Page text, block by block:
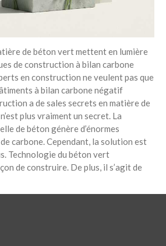
de béton vert mettent en lumière
de construction à bilan carbone
en construction ne veulent pas que
à bilan carbone négatif
a de sales secrets en matière de
plus vraiment un secret. La
de béton génère d’énormes
carbone. Cependant, la solution est
Technologie du béton vert
de construire. De plus, il s’agit de